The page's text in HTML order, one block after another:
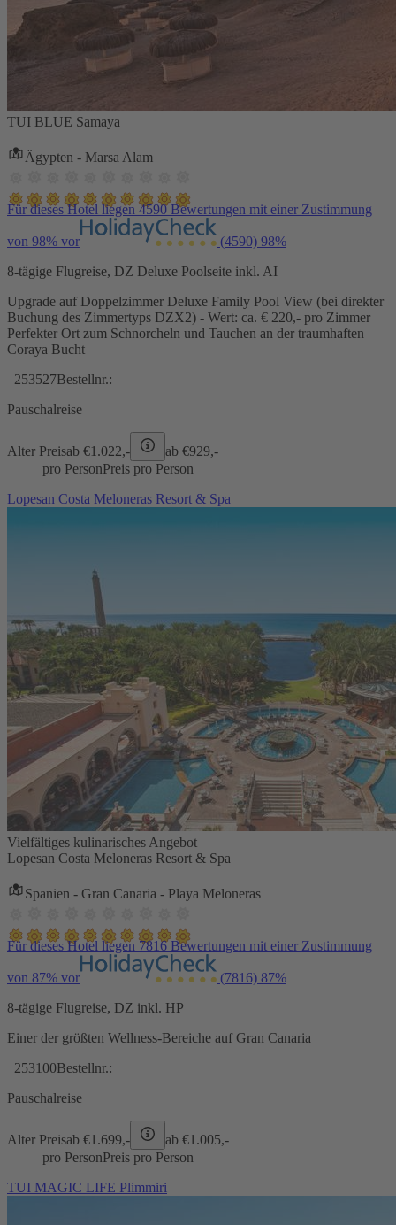
TUI BLUE Samaya
Ägypten - Marsa Alam
Für dieses Hotel liegen 4590 Bewertungen mit einer Zustimmung
von 98% vor (4590) 98%
8-tägige Flugreise, DZ Deluxe Poolseite inkl. AI
Upgrade auf Doppelzimmer Deluxe Family Pool View (bei direkter
Buchung des Zimmertyps DZX2) - Wert: ca. € 220,- pro Zimmer
Perfekter Ort zum Schnorcheln und Tauchen an der traumhaften
Coraya Bucht
253527Bestellnr.:
Pauschalreise
Alter Preisab €1.022,- ab €929,-
pro PersonPreis pro Person
Lopesan Costa Meloneras Resort & Spa
Vielfältiges kulinarisches Angebot
Lopesan Costa Meloneras Resort & Spa
Spanien - Gran Canaria - Playa Meloneras
Für dieses Hotel liegen 7816 Bewertungen mit einer Zustimmung
von 87% vor (7816) 87%
8-tägige Flugreise, DZ inkl. HP
Einer der größten Wellness-Bereiche auf Gran Canaria
253100Bestellnr.:
Pauschalreise
Alter Preisab €1.699,- ab €1.005,-
pro PersonPreis pro Person
TUI MAGIC LIFE Plimmiri